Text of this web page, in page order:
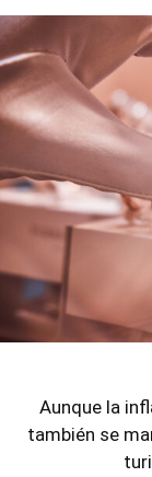
Aunque la
también se